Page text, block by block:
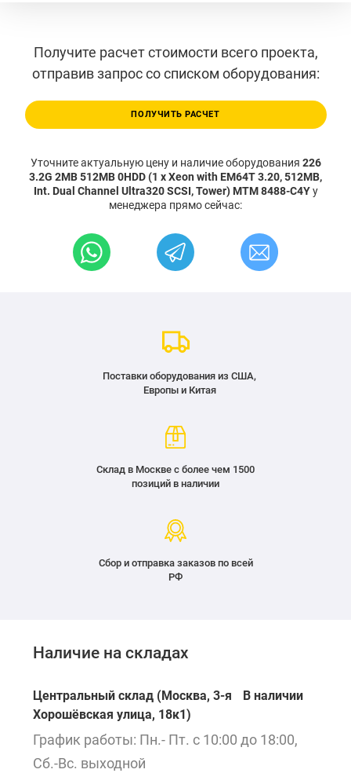
Получите расчет стоимости всего проекта,
отправив запрос со списком оборудования:
ПОЛУЧИТЬ РАСЧЕТ
Уточните актуальную цену и наличие оборудования 226
3.2G 2MB 512MB 0HDD (1 x Xeon with EM64T 3.20, 512MB,
Int. Dual Channel Ultra320 SCSI, Tower) MTM 8488-C4Yу
менеджера прямо сейчас:
Поставки оборудования из США,
Европы и Китая
Склад в Москве с более чем 1500
позиций в наличии
Сбор и отправка заказов по всей
РФ
Наличие на складах
Центральный склад (Москва, 3-я
Хорошёвская улица, 18к1)
В наличии
График работы: Пн.- Пт. с 10:00 до 18:00,
Сб.-Вс. выходной